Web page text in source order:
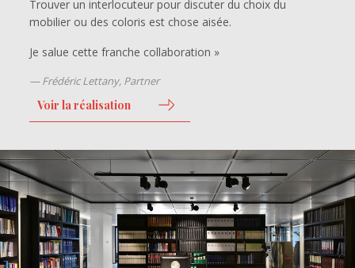
Trouver un interlocuteur pour discuter du choix du
mobilier ou des coloris est chose aisée.
Je salue cette franche collaboration »
Frédéric Lettany, Partner
Voir la réalisation